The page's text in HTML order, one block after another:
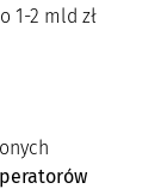
1-2 mld zł